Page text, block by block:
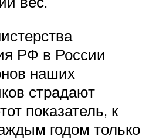
РФ в России
наших
страдают
показатель, к
годом только